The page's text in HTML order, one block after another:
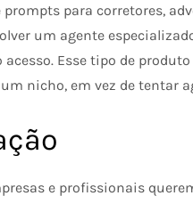
para corretores,
um agente
Esse tipo de
nicho, em vez de tentar
e profissionais